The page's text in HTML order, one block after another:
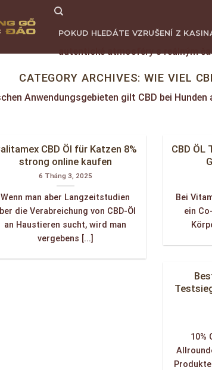
POKUD HLEDÁTE VZRUŠENÍ Z
autentické atmosféry s reálným
CATEGORY ARCHIVES:WIE VIEL
Anwendungsgebieten gilt CBD bei
CBD Öl für Katzen 8%
strong online kaufen
6 Tháng 3, 2025
Wenn man aber Langzeitstudien
die Verabreichung von CBD-Öl
an Haustieren sucht, wird man
vergebens [...]
CBD ÖL
Bei
ein
10%